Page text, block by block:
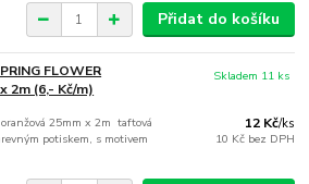
Přidat do košíku
FLOWER
2m (6,- Kč/m)
25mm x 2m taftová
potiskem, s motivem
12 Kč/ks
10 Kč bez DPH
Skladem 11 ks